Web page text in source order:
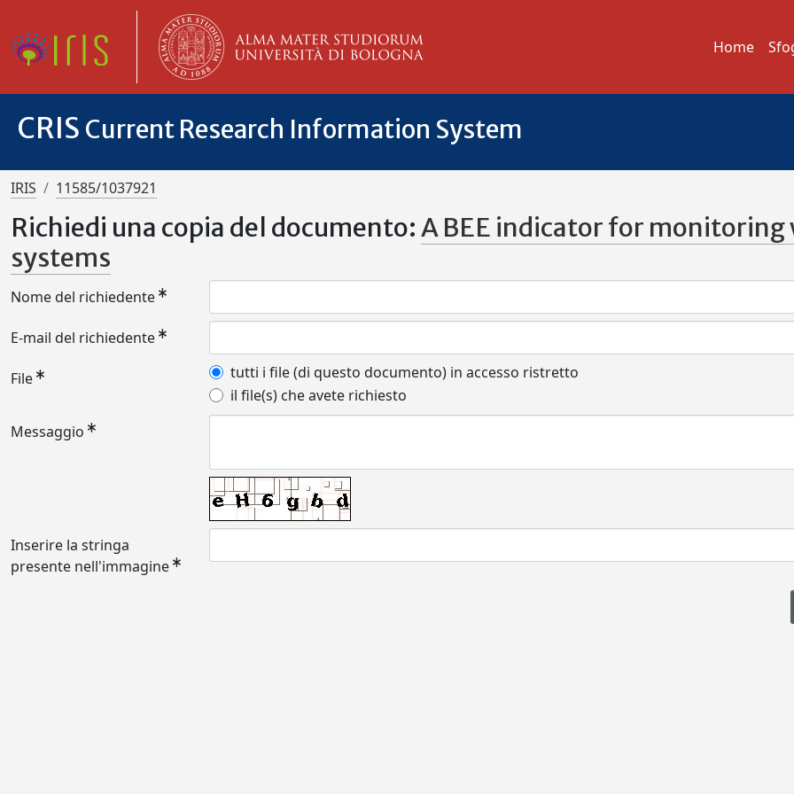
Home
CRIS Current Research Information System
IRIS 11585/1037921
Richiedi una copia del documento:A BEE indicator for
systems
Nome del richiedente
E-mail del richiedente
File
tutti i file (di questo documento) in accesso ristretto
il file(s) che avete richiesto
Messaggio
Inserire la stringa
presente nell'immagine